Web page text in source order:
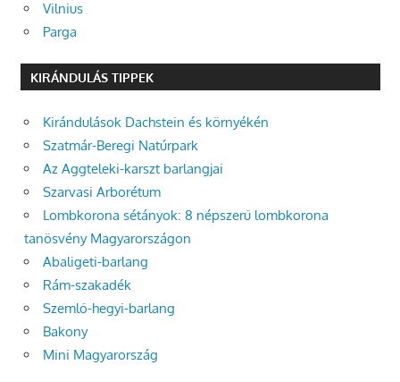
Vilnius
Parga
KIRÁNDULÁS TIPPEK
Kirándulások Dachstein és környékén
Szatmár-Beregi Natúrpark
Az Aggteleki-karszt barlangjai
Szarvasi Arborétum
Lombkorona sétányok: 8 népszerű lombkorona
tanösvény Magyarországon
Abaligeti-barlang
Rám-szakadék
Szemlő-hegyi-barlang
Bakony
Mini Magyarország